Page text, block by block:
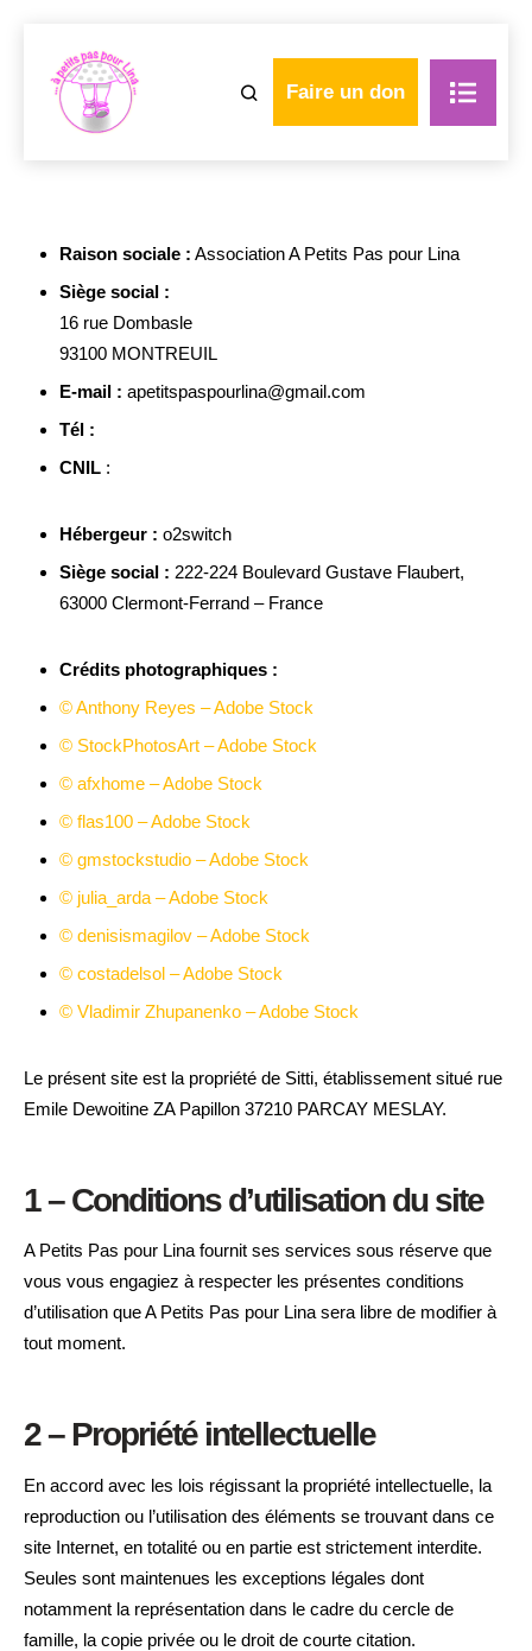
Faire un don
Raison sociale : Association A Petits Pas pour Lina
Siège social :
16 rue Dombasle
93100 MONTREUIL
E-mail : apetitspaspourlina@gmail.com
Tél :
CNIL :
Hébergeur : o2switch
Siège social : 222-224 Boulevard Gustave Flaubert,
63000 Clermont-Ferrand – France
Crédits photographiques :
© Anthony Reyes – Adobe Stock
© StockPhotosArt – Adobe Stock
© afxhome – Adobe Stock
© flas100 – Adobe Stock
© gmstockstudio – Adobe Stock
© julia_arda – Adobe Stock
© denisismagilov – Adobe Stock
© costadelsol – Adobe Stock
© Vladimir Zhupanenko – Adobe Stock
Le présent site est la propriété de Sitti, établissement situé rue
Emile Dewoitine ZA Papillon 37210 PARCAY MESLAY.
1 – Conditions d’utilisation du site
A Petits Pas pour Lina fournit ses services sous réserve que
vous vous engagiez à respecter les présentes conditions
d’utilisation que A Petits Pas pour Lina sera libre de modifier à
tout moment.
2 – Propriété intellectuelle
En accord avec les lois régissant la propriété intellectuelle, la
reproduction ou l’utilisation des éléments se trouvant dans ce
site Internet, en totalité ou en partie est strictement interdite.
Seules sont maintenues les exceptions légales dont
notamment la représentation dans le cadre du cercle de
famille, la copie privée ou le droit de courte citation.